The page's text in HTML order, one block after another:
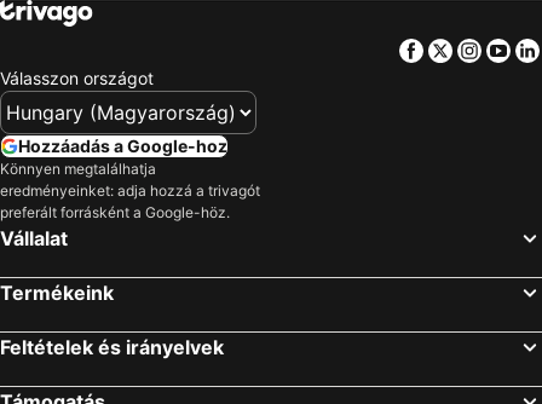
Facebook
Twitter
Válasszon országot
Hozzáadás a Google-hoz
Könnyen megtalálhatja
eredményeinket: adja hozzá a trivagót
preferált forrásként a Google-höz.
Vállalat
Termékeink
Feltételek és irányelvek